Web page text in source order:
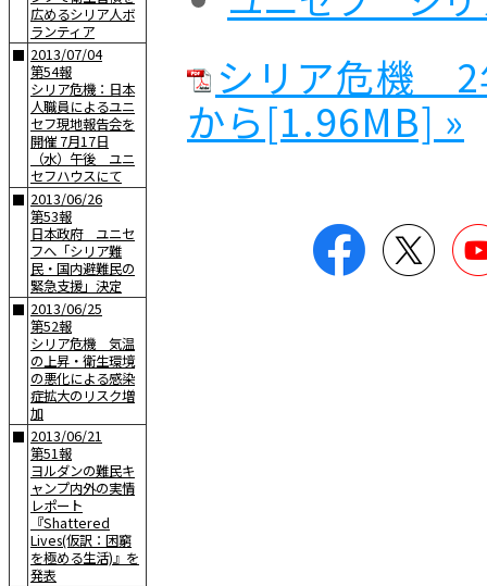
広めるシリア人ボ
ランティア
■ 2013/07/04
第54報
シリア危機：日本
人職員によるユニ
セフ現地報告会を
開催 7月17日
（水）午後 ユニ
セフハウスにて
■ 2013/06/26
第53報
日本政府 ユニセ
フへ「シリア難
民・国内避難民の
緊急支援」決定
■ 2013/06/25
第52報
シリア危機 気温
の上昇・衛生環境
の悪化による感染
症拡大のリスク増
加
■ 2013/06/21
第51報
ヨルダンの難民キ
ャンプ内外の実情
レポート
『Shattered
Lives(仮訳：困窮
を極める生活)』を
発表
シリア危機 2
から[1.96MB] »
Facebook Twitter